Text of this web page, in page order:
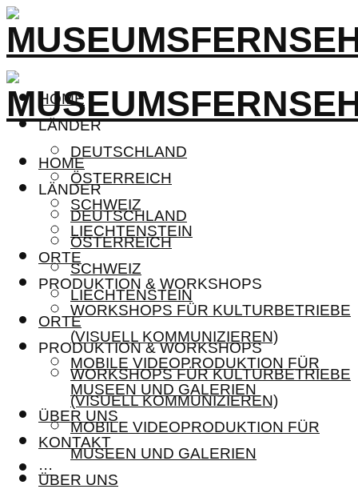
HOME
LÄNDER
DEUTSCHLAND
ÖSTERREICH
SCHWEIZ
LIECHTENSTEIN
ORTE
PRODUKTION & WORKSHOPS
WORKSHOPS FÜR KULTURBETRIEBE
(VISUELL KOMMUNIZIEREN)
MOBILE VIDEOPRODUKTION FÜR
MUSEEN UND GALERIEN
ÜBER UNS
KONTAKT
···
HOME
LÄNDER
DEUTSCHLAND
ÖSTERREICH
SCHWEIZ
LIECHTENSTEIN
ORTE
PRODUKTION & WORKSHOPS
WORKSHOPS FÜR KULTURBETRIEBE
(VISUELL KOMMUNIZIEREN)
MOBILE VIDEOPRODUKTION FÜR
MUSEEN UND GALERIEN
ÜBER UNS